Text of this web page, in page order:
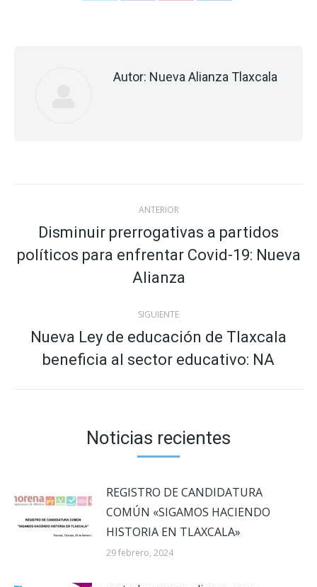
Autor: Nueva Alianza Tlaxcala
Navegación
entre
publicaciones
ANTERIOR
Publicación
anterior:
Disminuir prerrogativas a partidos
políticos para enfrentar Covid-19: Nueva
Alianza
SIGUIENTE
siguiente:
Nueva Ley de educación de Tlaxcala
beneficia al sector educativo: NA
Noticias recientes
REGISTRO DE CANDIDATURA
COMÚN «SIGAMOS HACIENDO
HISTORIA EN TLAXCALA»
29 febrero, 2024